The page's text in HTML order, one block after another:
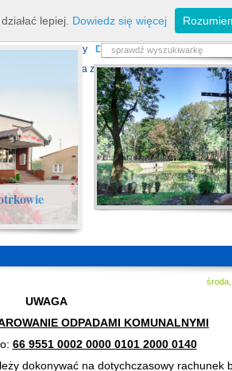
arządzanie
ządowy Fundusz Rozwoju Dróg
lan
Informator Lokalny D ziałalność gospodarcza
widencja zbiorów i usług danych
środa,
UWAGA
ODPADAMI KOMUNALNYMI
66 9551 0002 0000 0101 2000 0140
dokonywać na dotychczasowy rachunek
lepiej. Dowiedz się więcej